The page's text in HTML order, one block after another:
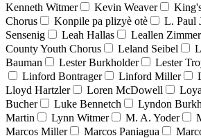
Kenneth Witmer
Kevin Weaver
Chorus
Konpile pa plizyè otè L. Paul
Sensenig
Leah Hallas Leallen
County Youth Chorus
Leland Seibel
Bauman
Lester Burkholder Lester
Linford Bontrager
Linford Miller
Lloyd Hartzler
Loren McDowell
Bucher
Luke Bennetch Lyndon
Martin
Lynn Witmer M. A. Yoder
Marcos Miller
Marcos Paniagua